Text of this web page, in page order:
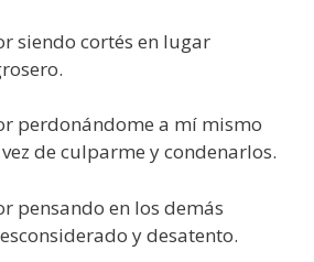
siendo cortés en lugar
perdonándome a mí mismo
de culparme y condenarlos.
pensando en los demás
y desatento.